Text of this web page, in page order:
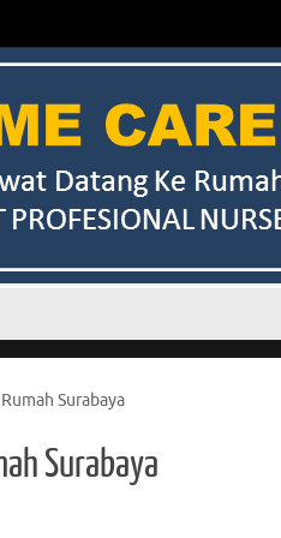
Surabaya
Surabaya